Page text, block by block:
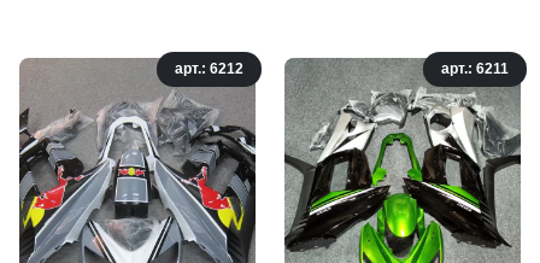
арт.: 6212 арт.: 6211